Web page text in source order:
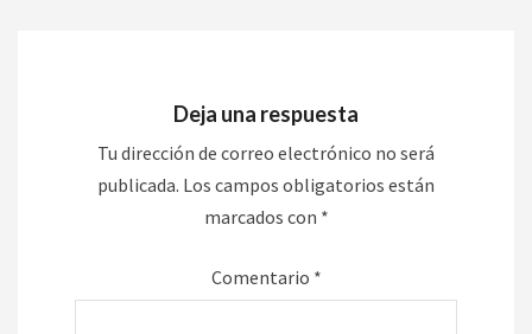
Deja una respuesta
Tu dirección de correo electrónico no será
publicada. Los campos obligatorios están
marcados con *
Comentario *